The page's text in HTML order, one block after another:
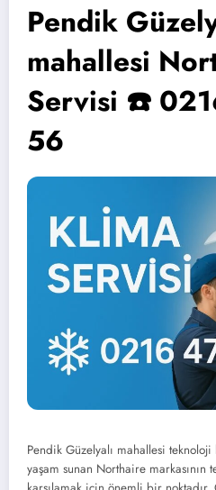
Pendik
mahallesi
Servisi ☎️
56
Pendik Güzelyalı mahallesi
yaşam sunan Northaire markasının